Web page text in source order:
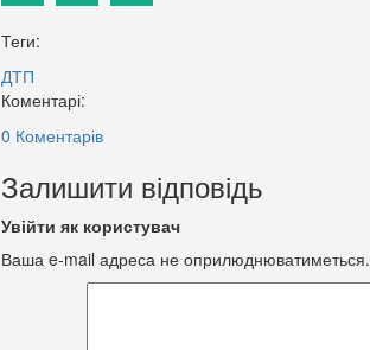
Теги:
ДТП
Коментарі:
0 Коментарів
Залишити відповідь
Увійти як користувач
Ваша e-mail адреса не оприлюднюватиметься.